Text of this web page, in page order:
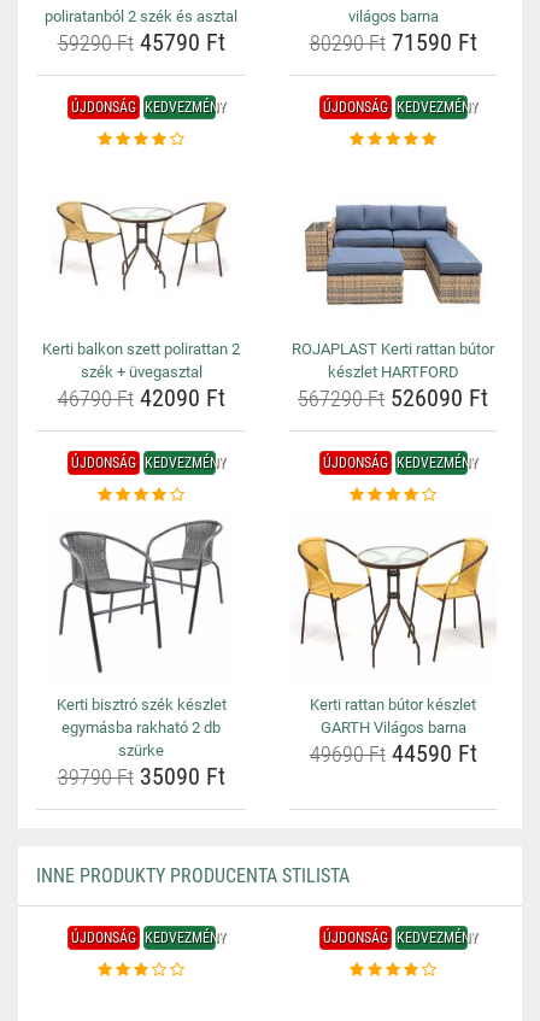
poliratanból 2 szék és asztal
59290 Ft45790 Ft
világos barna
80290 Ft71590 Ft
ÚJDONSÁG KEDVEZMÉNY
Kerti balkon szett polirattan 2
szék + üvegasztal
46790 Ft42090 Ft
ÚJDONSÁG KEDVEZMÉNY
ROJAPLAST Kerti rattan bútor
készlet HARTFORD
567290 Ft 526090 Ft
ÚJDONSÁG KEDVEZMÉNY
Kerti bisztró szék készlet
egymásba rakható 2 db
szürke
39790 Ft35090 Ft
ÚJDONSÁG KEDVEZMÉNY
Kerti rattan bútor készlet
GARTH Világos barna
49690 Ft44590 Ft
INNE PRODUKTY PRODUCENTA STILISTA
ÚJDONSÁG KEDVEZMÉNY ÚJDONSÁG KEDVEZMÉNY